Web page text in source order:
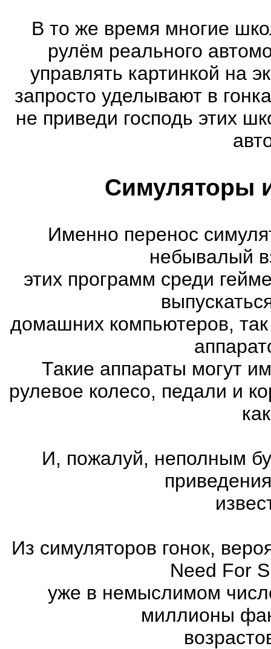
В то же время многие
рулём реального
управлять картинкой на
запросто уделывают в
не приведи господь этих
Симуляторы
Именно перенос
небывалый
этих программ среди
домашних компьютеров,
Такие аппараты могут
рулевое колесо, педали и
И, пожалуй, неполным
Из симуляторов гонок,
Need For
уже в немыслимом
миллионы